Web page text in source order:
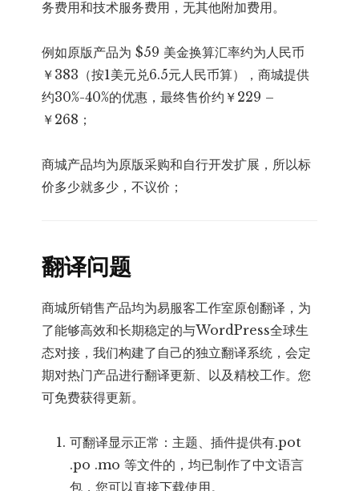
务费用和技术服务费用，无其他附加费用。
例如原版产品为 $59 美金换算汇率约为人民币
￥383（按1美元兑6.5元人民币算），商城提供
约30%-40%的优惠，最终售价约￥229 –
￥268；
商城产品均为原版采购和自行开发扩展，所以标
价多少就多少，不议价；
翻译问题
商城所销售产品均为易服客工作室原创翻译，为
了能够高效和长期稳定的与WordPress全球生
态对接，我们构建了自己的独立翻译系统，会定
期对热门产品进行翻译更新、以及精校工作。您
可免费获得更新。
可翻译显示正常：主题、插件提供有.pot
.po .mo 等文件的，均已制作了中文语言
包，您可以直接下载使用。